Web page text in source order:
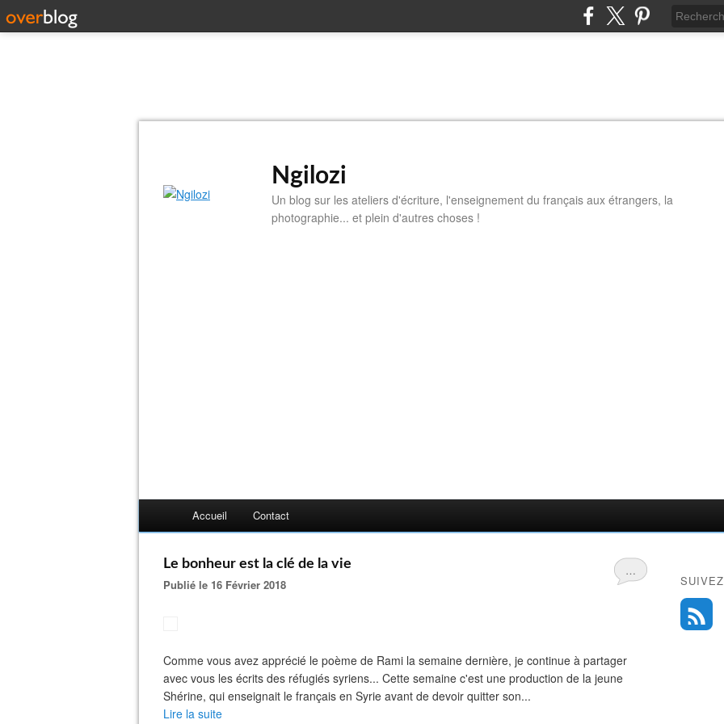
Ngilozi
Un blog sur les ateliers d'écriture, l'enseignement du français aux étrangers, la
photographie... et plein d'autres choses !
Accueil Contact
…
Le bonheur est la clé de la vie
Publié le 16 Février 2018
Comme vous avez apprécié le poème de Rami la semaine dernière, je continue à partager
avec vous les écrits des réfugiés syriens... Cette semaine c'est une production de la jeune
Shérine, qui enseignait le français en Syrie avant de devoir quitter son...
Lire la suite